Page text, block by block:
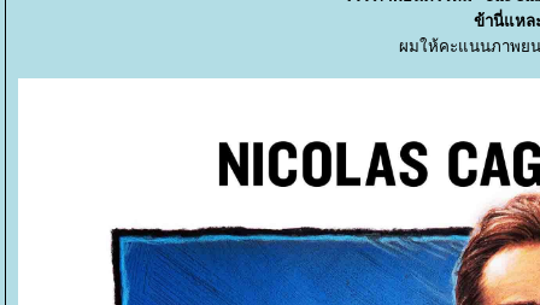
ข้านี่แหล
ผมให้คะแนนภาพย